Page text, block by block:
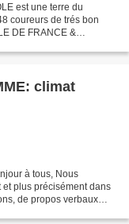
est une terre du
coureurs de trés bon
DE FRANCE &
climat
à tous, Nous
plus précisément dans
de propos verbaux